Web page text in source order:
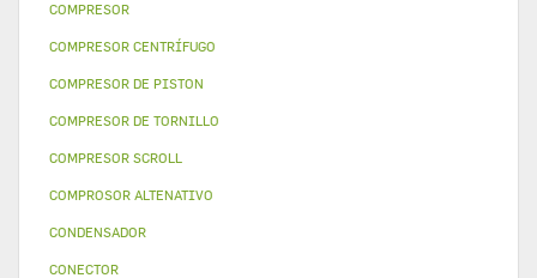
COMPRESOR
COMPRESOR CENTRÍFUGO
COMPRESOR DE PISTON
COMPRESOR DE TORNILLO
COMPRESOR SCROLL
COMPROSOR ALTENATIVO
CONDENSADOR
CONECTOR